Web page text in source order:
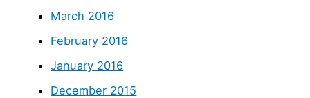
March 2016
February 2016
January 2016
December 2015